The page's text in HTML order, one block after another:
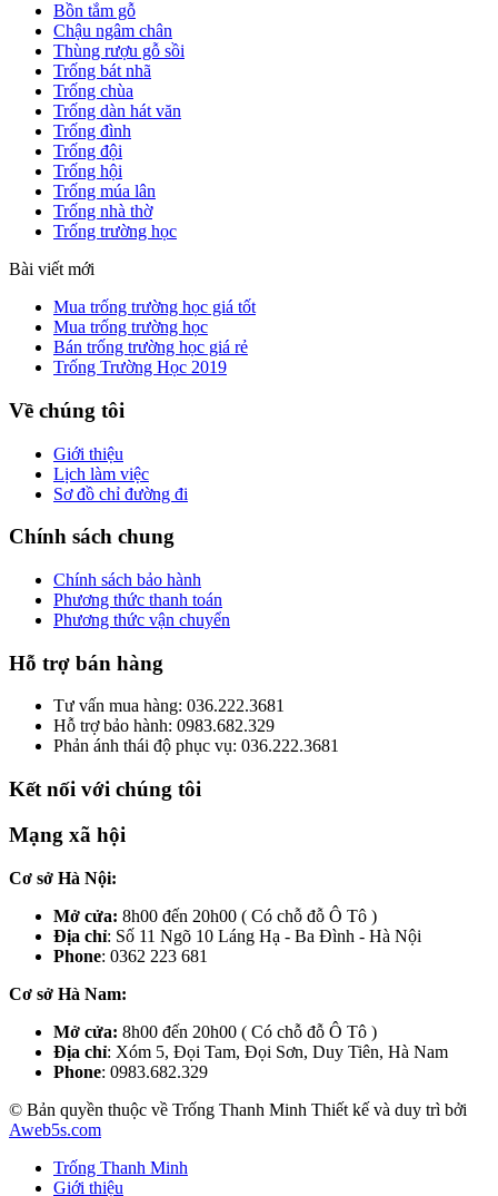
Bồn tắm gỗ
Chậu ngâm chân
Thùng rượu gỗ sồi
Trống bát nhã
Trống chùa
Trống dàn hát văn
Trống đình
Trống đội
Trống hội
Trống múa lân
Trống nhà thờ
Trống trường học
Bài viết mới
Mua trống trường học giá tốt
Mua trống trường học
Bán trống trường học giá rẻ
Trống Trường Học 2019
Về chúng tôi
Giới thiệu
Lịch làm việc
Sơ đồ chỉ đường đi
Chính sách chung
Chính sách bảo hành
Phương thức thanh toán
Phương thức vận chuyển
Hỗ trợ bán hàng
Tư vấn mua hàng: 036.222.3681
Hỗ trợ bảo hành: 0983.682.329
Phản ánh thái độ phục vụ: 036.222.3681
Kết nối với chúng tôi
Mạng xã hội
Cơ sở Hà Nội:
Mở cửa: 8h00 đến 20h00 ( Có chỗ đỗ Ô Tô )
Địa chỉ: Số 11 Ngõ 10 Láng Hạ - Ba Đình - Hà Nội
Phone: 0362 223 681
Cơ sở Hà Nam:
Mở cửa: 8h00 đến 20h00 ( Có chỗ đỗ Ô Tô )
Địa chỉ: Xóm 5, Đọi Tam, Đọi Sơn, Duy Tiên, Hà Nam
Phone: 0983.682.329
© Bản quyền thuộc về Trống Thanh Minh Thiết kế và duy trì bởi
Aweb5s.com
Trống Thanh Minh
Giới thiệu